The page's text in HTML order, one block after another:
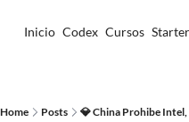
Inicio Codex Cursos
Home Posts 💎 China Prohibe